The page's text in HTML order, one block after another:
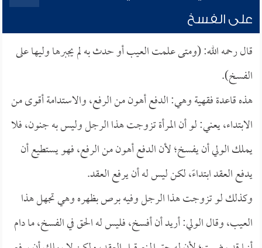
على الفسخ
قال رحمه الله: (ومتى علمت العيب أو حدث به لم يجبرها وليها على
الفسخ).
هذه قاعدة فقهية وهي: الدفع أهون من الرفع، والاستدامة أقوى من
الابتداء، يعني: لو أن المرأة تزوجت هذا الرجل وليس به جنون، فلا
يملك الولي أن يفسخ؛ لأن الدفع أهون من الرفع، فهو يستطيع أن
يدفع العقد ابتداءً، لكن ليس له أن يرفع العقد.
وكذلك لو تزوجت هذا الرجل وفيه برص بظهره وهي تجهل هذا
العيب، وقال الولي: أريد أن أفسخ، فليس له الحق في الفسخ، ما دام